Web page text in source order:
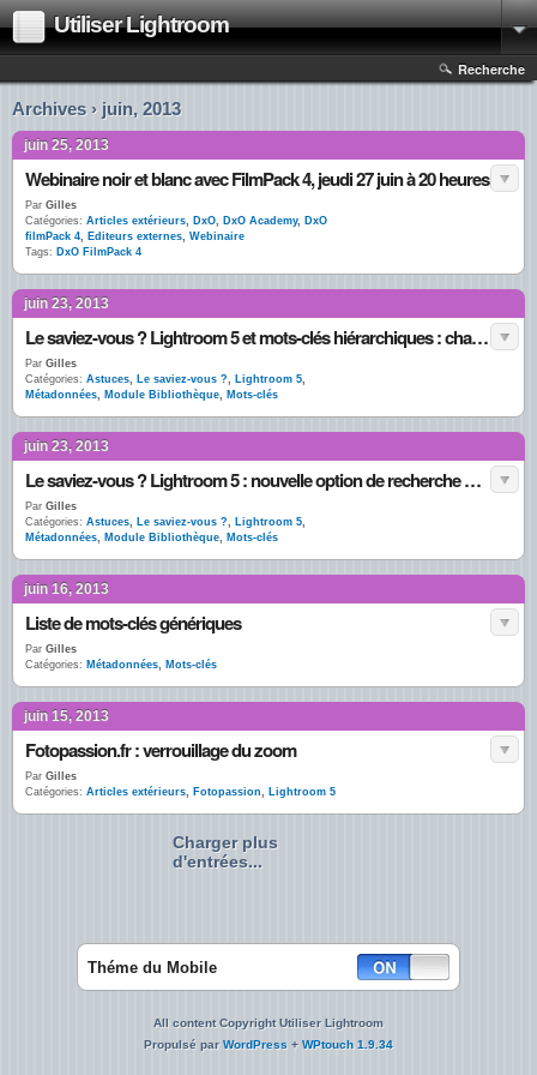
Utiliser Lightroom
Recherche
Archives › juin, 2013
juin 25, 2013
Webinaire noir et blanc avec FilmPack 4, jeudi 27 juin à 20 heures
Par Gilles
Catégories: Articles extérieurs, DxO, DxO Academy, DxO
filmPack 4, Editeurs externes, Webinaire
Tags: DxO FilmPack 4
juin 23, 2013
Le saviez-vous ? Lightroom 5 et mots-clés hiérarchiques : changement de comportement des symboles < et >
Par Gilles
Catégories: Astuces, Le saviez-vous ?, Lightroom 5,
Métadonnées, Module Bibliothèque, Mots-clés
juin 23, 2013
Le saviez-vous ? Lightroom 5 : nouvelle option de recherche de mots-clés
Par Gilles
Catégories: Astuces, Le saviez-vous ?, Lightroom 5,
Métadonnées, Module Bibliothèque, Mots-clés
juin 16, 2013
Liste de mots-clés génériques
Par Gilles
Catégories: Métadonnées, Mots-clés
juin 15, 2013
Fotopassion.fr : verrouillage du zoom
Par Gilles
Catégories: Articles extérieurs, Fotopassion, Lightroom 5
Charger plus
d'entrées...
Théme du Mobile
All content Copyright Utiliser Lightroom
Propulsé parWordPress + WPtouch 1.9.34